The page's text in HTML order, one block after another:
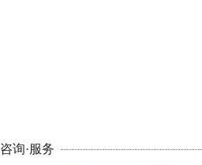
咨询·服务